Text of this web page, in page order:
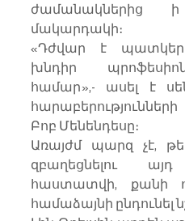
ժամանակներից
մակարդակի։
«Դժվար է
խնդիր
համար»,- ասել է
Բոբ Մենենդեսը։
Առայժմ պարզ չէ,
զբաղեցնելու
հաստատվի, քանի
համաձայնի ընդունել